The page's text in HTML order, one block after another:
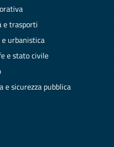
e trasporti
urbanistica
e stato civile
e sicurezza pubblica